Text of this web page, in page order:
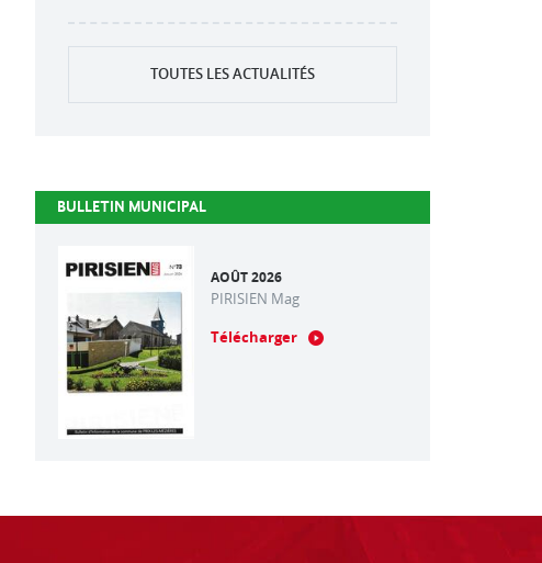
TOUTES LES ACTUALITÉS
BULLETIN MUNICIPAL
AOÛT 2026
PIRISIEN Mag
Télécharger